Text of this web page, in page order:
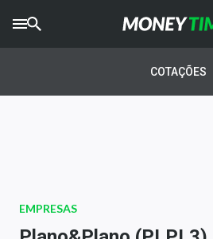
AGROTIMES
Newsletters
COTAÇÕES
EMPRESAS